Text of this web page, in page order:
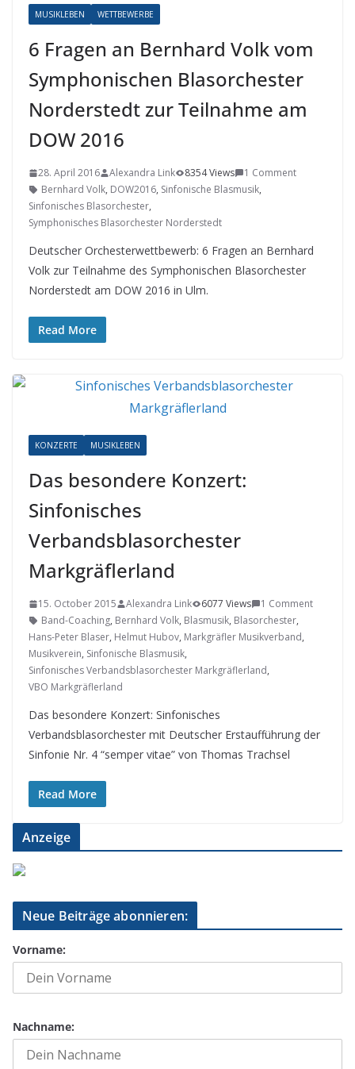
MUSIKLEBEN WETTBEWERBE
6 Fragen an Bernhard Volk vom
Symphonischen Blasorchester
Norderstedt zur Teilnahme am
DOW 2016
28. April 2016 Alexandra Link 8354 Views
1 Comment
Bernhard Volk, DOW2016, Sinfonische Blasmusik,
Sinfonisches Blasorchester,
Symphonisches Blasorchester Norderstedt
Deutscher Orchesterwettbewerb: 6 Fragen an Bernhard
Volk zur Teilnahme des Symphonischen Blasorchester
Norderstedt am DOW 2016 in Ulm.
Read More
KONZERTE MUSIKLEBEN
Das besondere Konzert:
Sinfonisches
Verbandsblasorchester
Markgräflerland
15. October 2015 Alexandra Link 6077 Views
1 Comment
Band-Coaching, Bernhard Volk, Blasmusik, Blasorchester,
Hans-Peter Blaser, Helmut Hubov, Markgräfler Musikverband,
Musikverein, Sinfonische Blasmusik,
Sinfonisches Verbandsblasorchester Markgräflerland,
VBO Markgräflerland
Das besondere Konzert: Sinfonisches
Verbandsblasorchester mit Deutscher Erstaufführung der
Sinfonie Nr. 4 “semper vitae” von Thomas Trachsel
Read More
Anzeige
Neue Beiträge abonnieren:
Vorname:
Nachname: